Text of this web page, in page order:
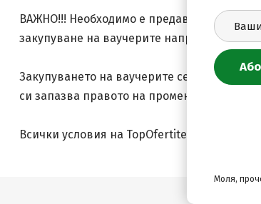
ВАЖНО!!! Необходимо е предаврително да
закупуване на ваучерите направете
Закупуването на ваучерите се извършва
си запазва правото на промени в цените!
Всички условия на TopOfertite.com
Моля,